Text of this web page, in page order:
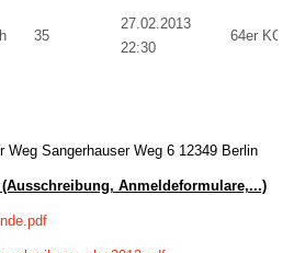
35
27.02.2013
22:30
64er KO
Weg Sangerhauser Weg 6 12349 Berlin
Anmeldeformulare,...)